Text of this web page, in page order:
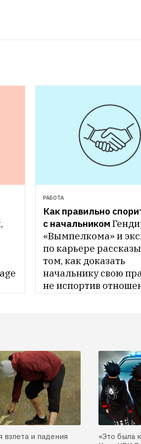
РАБОТА
Как правильно
с начальником
«Вымпелкома» и
по карьере
том, как доказать
начальнику свою
не испортив
взлета и падения
«Это была